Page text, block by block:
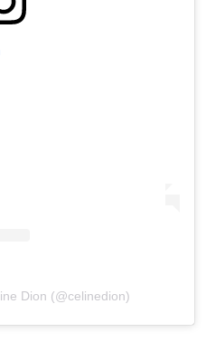
Dion (@celinedion)